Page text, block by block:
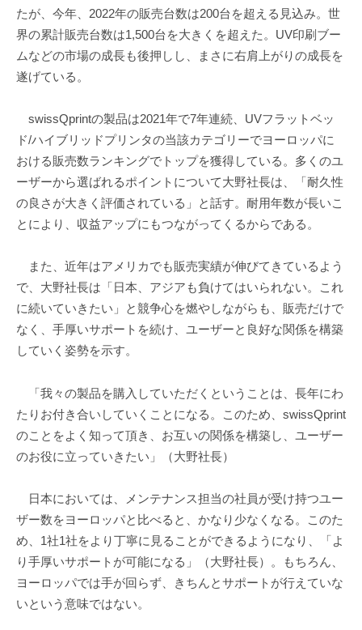
たが、今年、2022年の販売台数は200台を超える見込み。世
界の累計販売台数は1,500台を大きくを超えた。UV印刷ブー
ムなどの市場の成長も後押しし、まさに右肩上がりの成長を
遂げている。
swissQprintの製品は2021年で7年連続、UVフラットベッ
ド/ハイブリッドプリンタの当該カテゴリーでヨーロッパに
おける販売数ランキングでトップを獲得している。多くのユ
ーザーから選ばれるポイントについて大野社長は、「耐久性
の良さが大きく評価されている」と話す。耐用年数が長いこ
とにより、収益アップにもつながってくるからである。
また、近年はアメリカでも販売実績が伸びてきているよう
で、大野社長は「日本、アジアも負けてはいられない。これ
に続いていきたい」と競争心を燃やしながらも、販売だけで
なく、手厚いサポートを続け、ユーザーと良好な関係を構築
していく姿勢を示す。
「我々の製品を購入していただくということは、長年にわ
たりお付き合いしていくことになる。このため、swissQprint
のことをよく知って頂き、お互いの関係を構築し、ユーザー
のお役に立っていきたい」（大野社長）
日本においては、メンテナンス担当の社員が受け持つユー
ザー数をヨーロッパと比べると、かなり少なくなる。このた
め、1社1社をより丁寧に見ることができるようになり、「よ
り手厚いサポートが可能になる」（大野社長）。もちろん、
ヨーロッパでは手が回らず、きちんとサポートが行えていな
いという意味ではない。